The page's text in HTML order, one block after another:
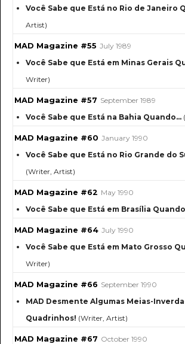
Você Sabe que Está no Rio de Janeiro
Artist)
MAD Magazine #55 July 1989
Você Sabe que Está em Minas Gerais
Writer)
MAD Magazine #57 September 1989
Você Sabe que Está na Bahia Quando…
MAD Magazine #60 January 1990
Você Sabe que Está no Rio Grande do
(Writer, Artist)
MAD Magazine #62 May 1990
Você Sabe que Está em Brasília
MAD Magazine #64 July 1990
Você Sabe que Está em Mato Grosso
Writer)
MAD Magazine #66 September 1990
MAD Desmente Algumas Meias-
Quadrinhos! (Writer, Artist)
MAD Magazine #67 October 1990